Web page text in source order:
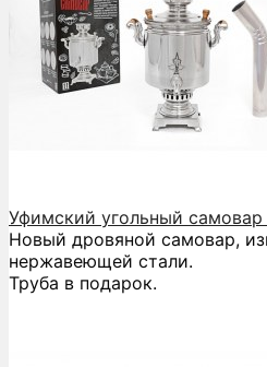
Уфимский угольный
Новый дровяной самовар,
нержавеющей стали.
Труба в подарок.